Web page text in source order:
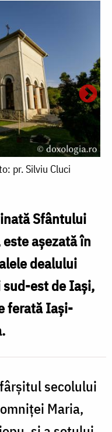
pr. Silviu Cluci
Sfântului
așezată în
dealului
est de Iași,
ferată Iași-
secolului
Maria,